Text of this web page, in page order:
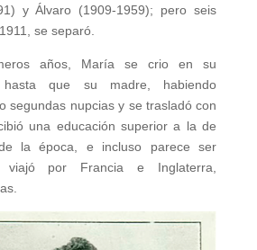
y Álvaro (1909-1959); pero seis
se separó.
años, María se crio en su
hasta que su madre, habiendo
segundas nupcias y se trasladó con
una educación superior a la de
la época, e incluso parece ser
viajó por Francia e Inglaterra,